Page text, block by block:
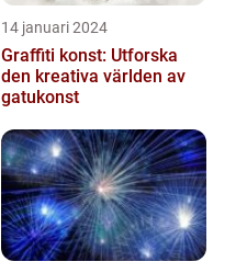
14 januari 2024
Graffiti konst: Utforska
den kreativa världen av
gatukonst